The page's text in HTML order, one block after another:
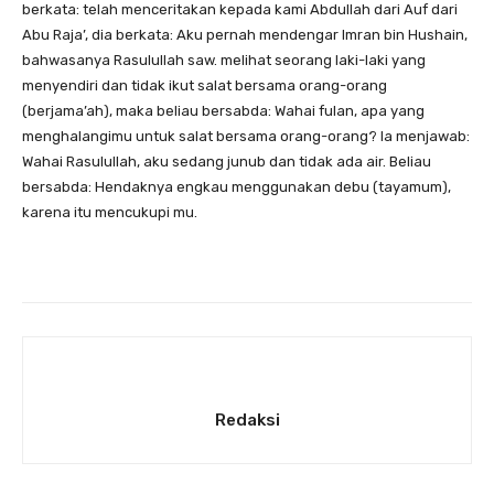
berkata: telah menceritakan kepada kami Abdullah dari Auf dari
Abu Raja’, dia berkata: Aku pernah mendengar Imran bin Hushain,
bahwasanya Rasulullah saw. melihat seorang laki-laki yang
menyendiri dan tidak ikut salat bersama orang-orang
(berjama’ah), maka beliau bersabda: Wahai fulan, apa yang
menghalangimu untuk salat bersama orang-orang? Ia menjawab:
Wahai Rasulullah, aku sedang junub dan tidak ada air. Beliau
bersabda: Hendaknya engkau menggunakan debu (tayamum),
karena itu mencukupi mu.
Redaksi